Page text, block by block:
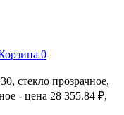
0
стекло прозрачное,
- цена 28 355.84 ₽,